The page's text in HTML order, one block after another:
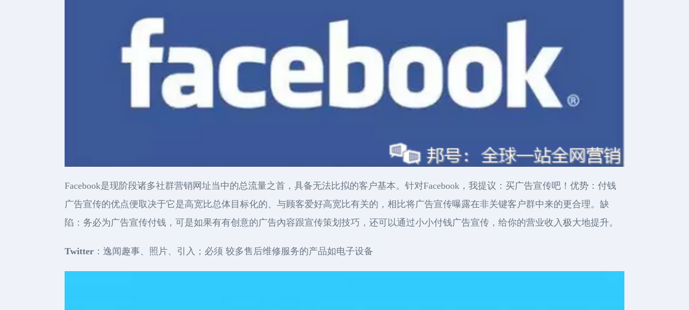
Facebook是现阶段诸多社群营销网址当中的总流量之首，具备无法比拟的客户基本。针对Facebook，我提议：买广告宣传吧！优势：付钱
广告宣传的优点便取决于它是高宽比总体目标化的、与顾客爱好高宽比有关的，相比将广告宣传曝露在非关键客户群中来的更合理。缺
陷：务必为广告宣传付钱，可是如果有有创意的广告內容跟宣传策划技巧，还可以通过小小付钱广告宣传，给你的营业收入极大地提升。
Twitter ：逸闻趣事、照片、引入；必须 较多售后维修服务的产品如电子设备